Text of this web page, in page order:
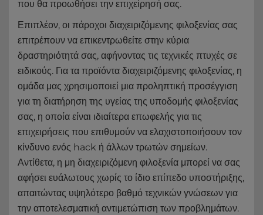
που θα προωθήσει την επιχείρησή σας.
Επιπλέον, οι πάροχοι διαχειριζόμενης φιλοξενίας σας
επιτρέπουν να επικεντρωθείτε στην κύρια
δραστηριότητά σας, αφήνοντας τις τεχνικές πτυχές σε
ειδικούς. Για τα προϊόντα διαχειριζόμενης φιλοξενίας, η
ομάδα μας χρησιμοποιεί μια προληπτική προσέγγιση
για τη διατήρηση της υγείας της υποδομής φιλοξενίας
σας, η οποία είναι ιδιαίτερα επωφελής για τις
επιχειρήσεις που επιθυμούν να ελαχιστοποιήσουν τον
κίνδυνο ενός hack ή άλλων τρωτών σημείων.
Αντίθετα, η μη διαχειριζόμενη φιλοξενία μπορεί να σας
αφήσει ευάλωτους χωρίς το ίδιο επίπεδο υποστήριξης,
απαιτώντας υψηλότερο βαθμό τεχνικών γνώσεων για
την αποτελεσματική αντιμετώπιση των προβλημάτων.